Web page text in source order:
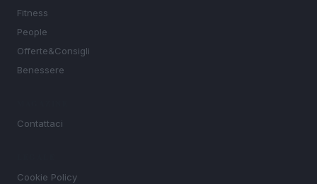
Fitness
People
Offerte&Consigli
Benessere
Contattaci
Cookie Policy